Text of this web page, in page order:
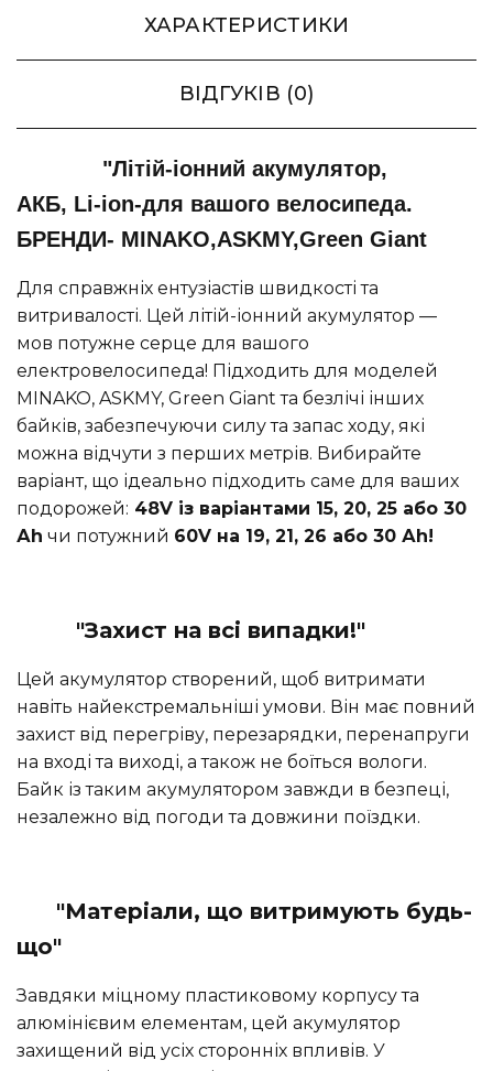
ХАРАКТЕРИСТИКИ
ВІДГУКІВ (0)
"Літій-іонний акумулятор,
АКБ, Li-ion-для вашого велосипеда.
БРЕНДИ- MINAKO,ASKMY,Green Giant
Для справжніх ентузіастів швидкості та
витривалості. Цей літій-іонний акумулятор —
мов потужне серце для вашого
електровелосипеда! Підходить для моделей
MINAKO, ASKMY, Green Giant та безлічі інших
байків, забезпечуючи силу та запас ходу, які
можна відчути з перших метрів. Вибирайте
варіант, що ідеально підходить саме для ваших
подорожей: 48V із варіантами 15, 20, 25 або 30
Аh чи потужний 60V на 19, 21, 26 або 30 Аh!
"Захист на всі випадки!"
Цей акумулятор створений, щоб витримати
навіть найекстремальніші умови. Він має повний
захист від перегріву, перезарядки, перенапруги
на вході та виході, а також не боїться вологи.
Байк із таким акумулятором завжди в безпеці,
незалежно від погоди та довжини поїздки.
"Матеріали, що витримують будь-
що"
Завдяки міцному пластиковому корпусу та
алюмінієвим елементам, цей акумулятор
захищений від усіх сторонніх впливів. У